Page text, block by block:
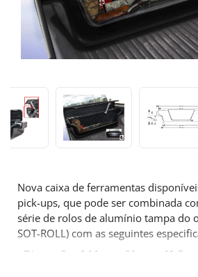
Nova caixa de ferramentas
pick-ups, que pode ser combinada
série de rolos de alumínio tampa do
SOT-ROLL) com as seguintes
- Dimensões 144cm x 61cm x 41.5cm